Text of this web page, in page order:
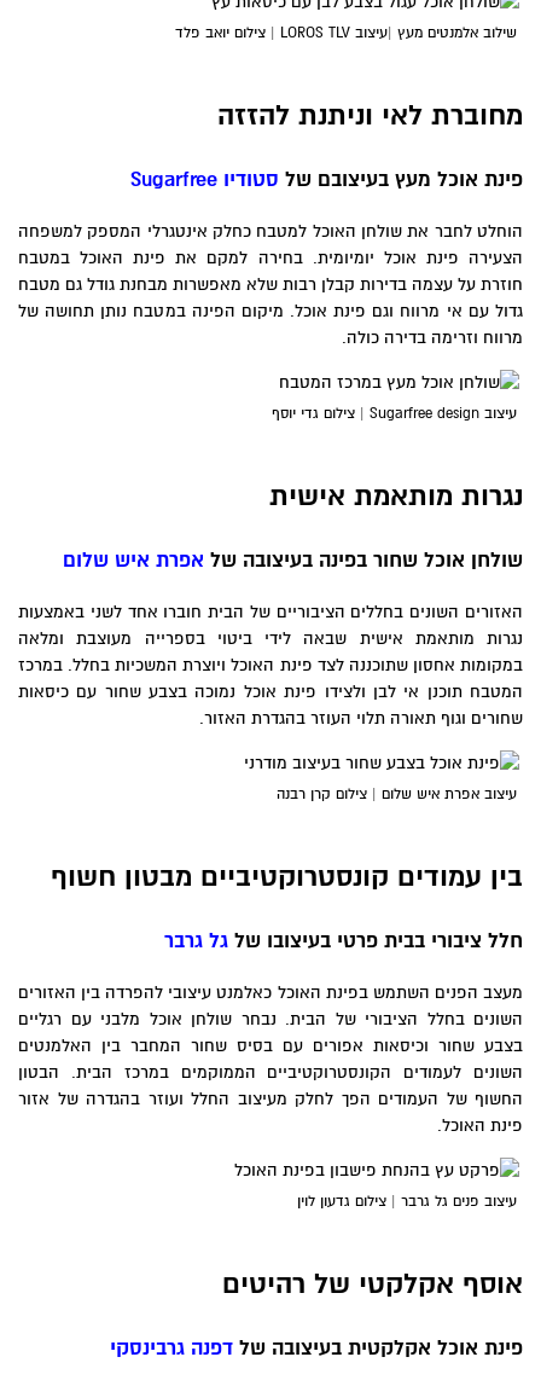
שילוב אלמנטים מעץ |עיצוב LOROS TLV | צילום יואב פלד
מחוברת לאי וניתנת להזזה
פינת אוכל מעץ בעיצובם של סטודיו Sugarfree
הוחלט לחבר את שולחן האוכל למטבח כחלק אינטגרלי המספק למשפחה
הצעירה פינת אוכל יומיומית. בחירה למקם את פינת האוכל במטבח
חוזרת על עצמה בדירות קבלן רבות שלא מאפשרות מבחנת גודל גם מטבח
גדול עם אי מרווח וגם פינת אוכל. מיקום הפינה במטבח נותן תחושה של
מרווח וזרימה בדירה כולה.
עיצוב Sugarfree design | צילום גדי יוסף
נגרות מותאמת אישית
שולחן אוכל שחור בפינה בעיצובה של אפרת איש שלום
האזורים השונים בחללים הציבוריים של הבית חוברו אחד לשני באמצעות
נגרות מותאמת אישית שבאה לידי ביטוי בספרייה מעוצבת ומלאה
במקומות אחסון שתוכננה לצד פינת האוכל ויוצרת המשכיות בחלל. במרכז
המטבח תוכנן אי לבן ולצידו פינת אוכל נמוכה בצבע שחור עם כיסאות
שחורים וגוף תאורה תלוי העוזר בהגדרת האזור.
עיצוב אפרת איש שלום | צילום קרן רבנה
בין עמודים קונסטרוקטיביים מבטון חשוף
חלל ציבורי בבית פרטי בעיצובו של גל גרבר
מעצב הפנים השתמש בפינת האוכל כאלמנט עיצובי להפרדה בין האזורים
השונים בחלל הציבורי של הבית. נבחר שולחן אוכל מלבני עם רגליים
בצבע שחור וכיסאות אפורים עם בסיס שחור המחבר בין האלמנטים
השונים לעמודים הקונסטרוקטיביים הממוקמים במרכז הבית. הבטון
החשוף של העמודים הפך לחלק מעיצוב החלל ועוזר בהגדרה של אזור
פינת האוכל.
עיצוב פנים גל גרבר | צילום גדעון לוין
אוסף אקלקטי של רהיטים
פינת אוכל אקלקטית בעיצובה של דפנה גרבינסקי